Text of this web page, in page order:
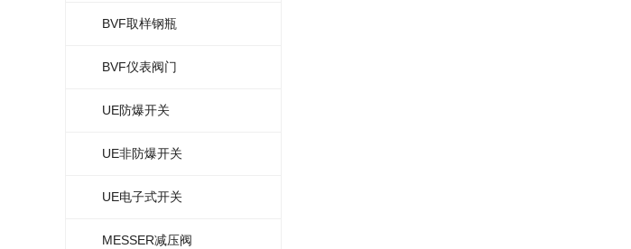
BVF取样钢瓶
BVF仪表阀门
UE防爆开关
UE非防爆开关
UE电子式开关
MESSER减压阀